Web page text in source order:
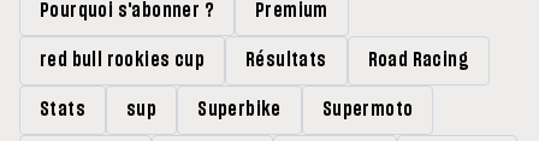
Pourquoi s'abonner ? Premium
red bull rookies cup Résultats Road Racing
Stats sup Superbike Supermoto